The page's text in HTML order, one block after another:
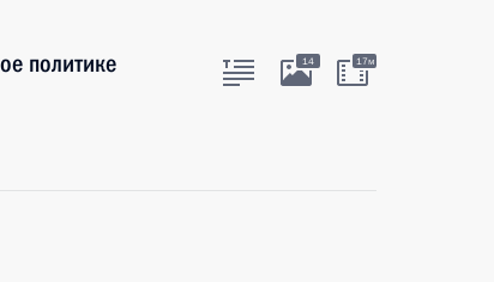
политике
14 17м